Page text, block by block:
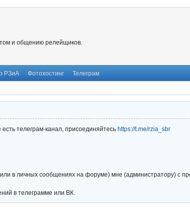
и общению релейщиков.
РЗиА Фотохостинг Телеграм
телеграм-канал, присоединяйтесь https://t.me/rzia_sbr
в личных сообщениях на форуме) мне (администратору) с
в телеграмме или ВК.